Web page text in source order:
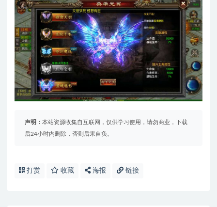
声明： 本站资源收集自互联网，仅供学习使用，请勿商业，下载
后24小时内删除，否则后果自负。
打赏 收藏 海报 链接